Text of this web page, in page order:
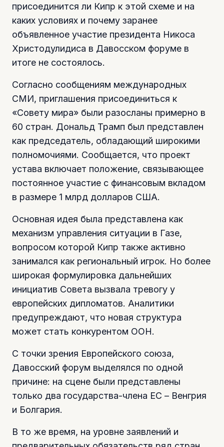
присоединится ли Кипр к этой схеме и на
каких условиях и почему заранее
объявленное участие президента Никоса
Христодулидиса в Давосском форуме в
итоге не состоялось.
Согласно сообщениям международных
СМИ, приглашения присоединиться к
«Совету мира» были разосланы примерно в
60 стран. Дональд Трамп был представлен
как председатель, обладающий широкими
полномочиями. Сообщается, что проект
устава включает положение, связывающее
постоянное участие с финансовым вкладом
в размере 1 млрд долларов США.
Основная идея была представлена как
механизм управления ситуации в Газе,
вопросом которой Кипр также активно
занимался как региональный игрок. Но более
широкая формулировка дальнейших
инициатив Совета вызвала тревогу у
европейских дипломатов. Аналитики
предупреждают, что новая структура
может стать конкурентом ООН.
С точки зрения Европейского союза,
Давосский форум выделялся по одной
причине: на сцене были представлены
только два государства-члена ЕС – Венгрия
и Болгария.
В то же время, на уровне заявлений и